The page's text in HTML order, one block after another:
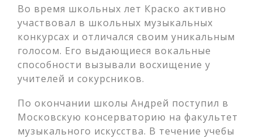
Во время школьных лет Краско активно
участвовал в школьных музыкальных
конкурсах и отличался своим уникальным
голосом. Его выдающиеся вокальные
способности вызывали восхищение у
учителей и сокурсников.
По окончании школы Андрей поступил в
Московскую консерваторию на факультет
музыкального искусства. В течение учебы